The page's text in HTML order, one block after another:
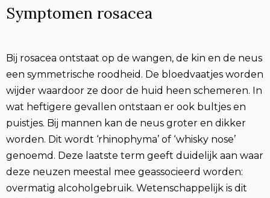
Symptomen rosacea
Bij rosacea ontstaat op de wangen, de kin en de neus
een symmetrische roodheid. De bloedvaatjes worden
wijder waardoor ze door de huid heen schemeren. In
wat heftigere gevallen ontstaan er ook bultjes en
puistjes. Bij mannen kan de neus groter en dikker
worden. Dit wordt ‘rhinophyma’ of ‘whisky nose’
genoemd. Deze laatste term geeft duidelijk aan waar
deze neuzen meestal mee geassocieerd worden:
overmatig alcoholgebruik. Wetenschappelijk is dit